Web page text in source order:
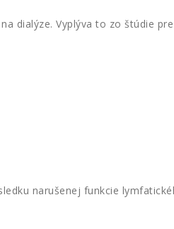
dialýze. Vyplýva to zo štúdie
narušenej funkcie